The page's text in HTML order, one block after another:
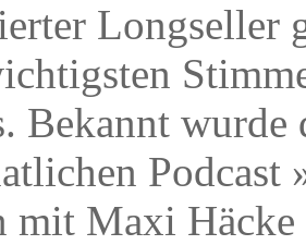
Longseller
Bekannt
mit Maxi